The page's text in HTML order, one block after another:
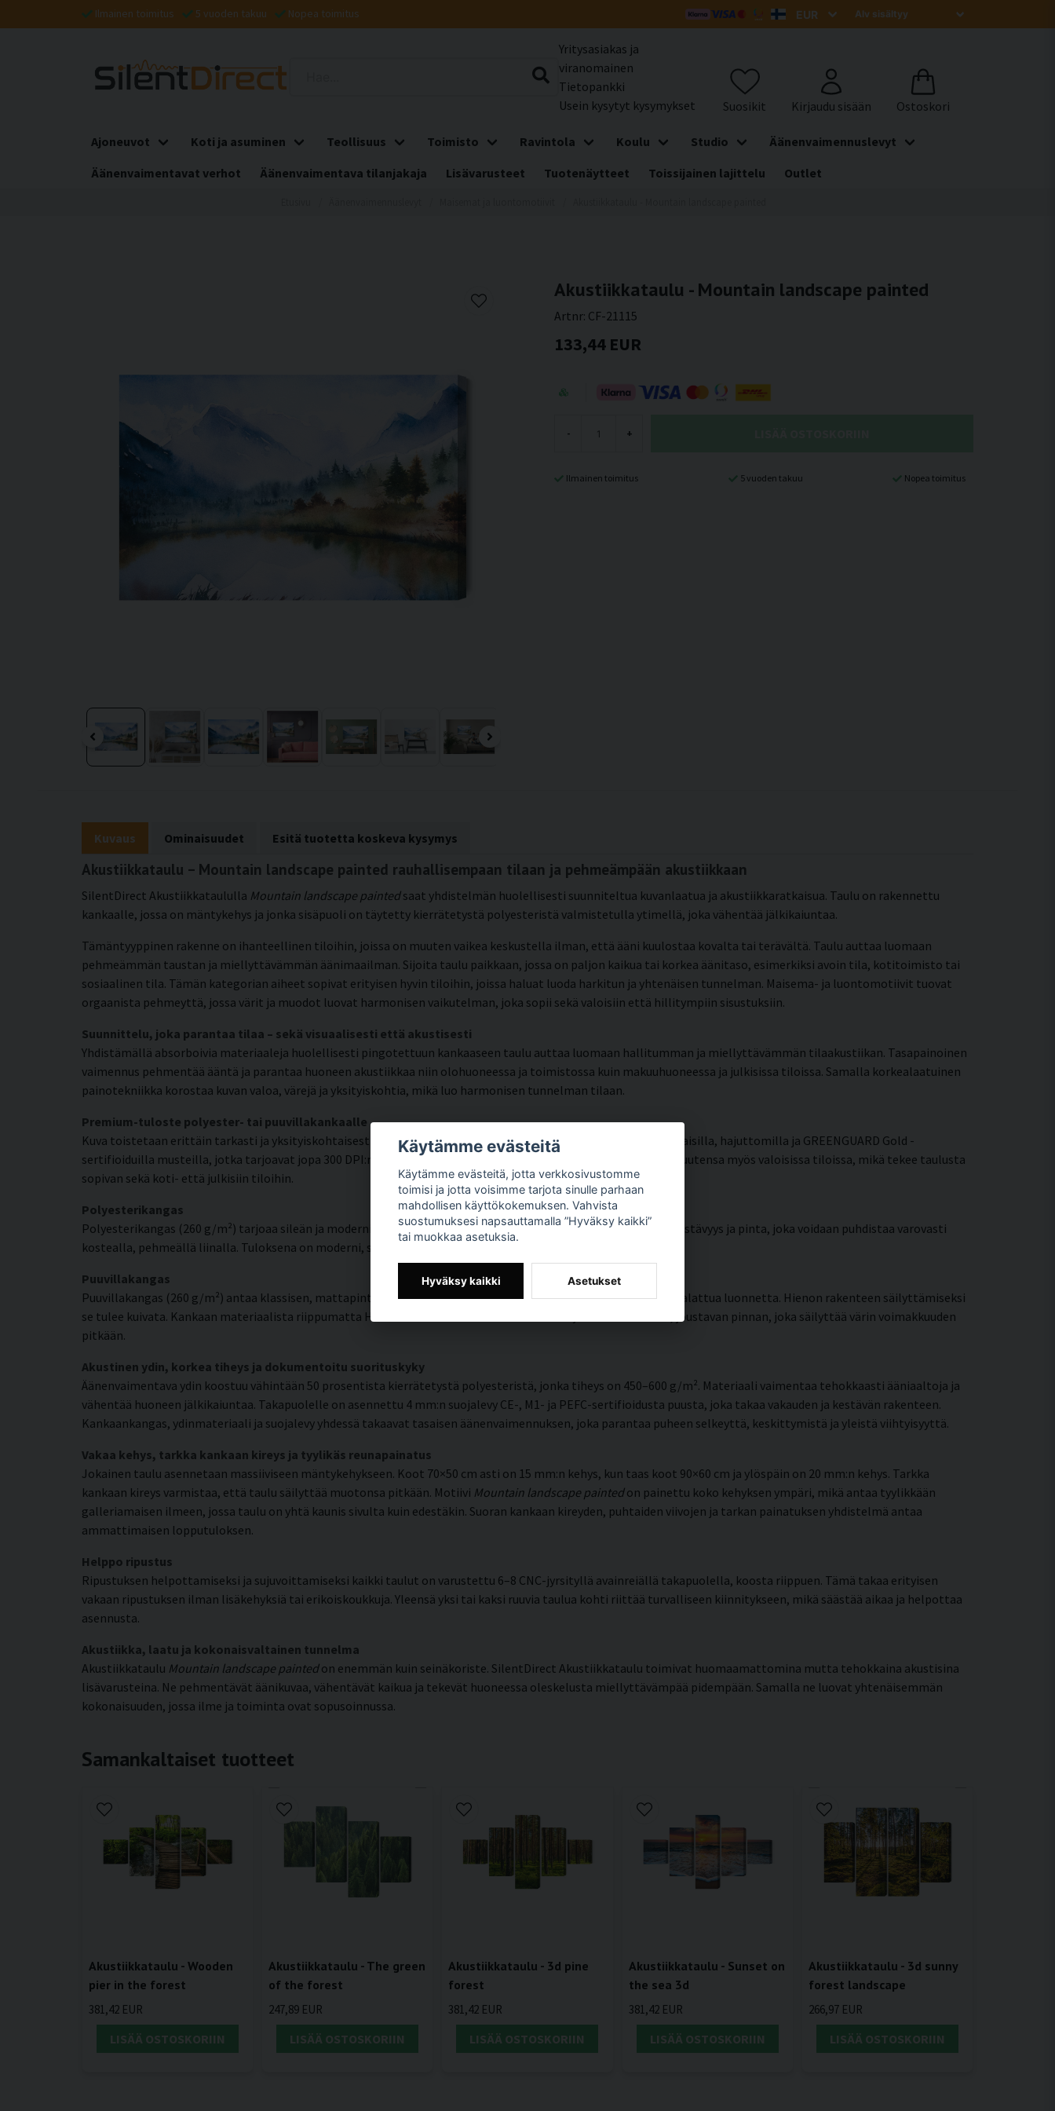
Ilmainen toimitus 5 vuoden takuu Nopea toimitus
Yritysasiakas ja
viranomainen
Tietopankki
Usein kysytyt kysymykset
Ajoneuvot Koti ja asuminen Teollisuus Toimisto Ravintola Koulu Studio
Äänenvaimennuslevyt
Äänenvaimentavat verhot
Äänenvaimentava tilanjakaja Lisävarusteet Tuotenäytteet Toissijainen lajittelu Outlet
Akustiikkataulu - Mountain landscape painted
Artnr: CF-21115
133,44 EUR
- +
Ilmainen toimitus 5 vuoden takuu Nopea toimitus
Kuvaus Ominaisuudet Esitä tuotetta koskeva kysymys
Akustiikkataulu – Mountain landscape painted rauhallisempaan tilaan ja pehmeämpään akustiikkaan
SilentDirect Akustiikkataululla Mountain landscape paintedsaat yhdistelmän huolellisesti suunniteltua kuvanlaatua ja akustiikkaratkaisua. Taulu on rakennettu
kankaalle, jossa on mäntykehys ja jonka sisäpuoli on täytetty kierrätetystä polyesteristä valmistetulla ytimellä, joka vähentää jälkikaiuntaa.
Tämäntyyppinen rakenne on ihanteellinen tiloihin, joissa on muuten vaikea keskustella ilman, että ääni kuulostaa kovalta tai terävältä. Taulu auttaa luomaan
pehmeämmän taustan ja miellyttävämmän äänimaailman. Sijoita taulu paikkaan, jossa on paljon kaikua tai korkea äänitaso, esimerkiksi avoin tila, kotitoimisto tai
sosiaalinen tila. Tämän kategorian aiheet sopivat erityisen hyvin tiloihin, joissa haluat luoda harkitun ja yhtenäisen tunnelman. Maisema- ja luontomotiivit tuovat
orgaanista pehmeyttä, jossa värit ja muodot luovat harmonisen vaikutelman, joka sopii sekä valoisiin että hillitympiin sisustuksiin.
Suunnittelu, joka parantaa tilaa – sekä visuaalisesti että akustisesti
Yhdistämällä absorboivia materiaaleja huolellisesti pingotettuun kankaaseen taulu auttaa luomaan hallitumman ja miellyttävämmän tilaakustiikan. Tasapainoinen
vaimennus pehmentää ääntä ja parantaa huoneen akustiikkaa niin olohuoneessa ja toimistossa kuin makuuhuoneessa ja julkisissa tiloissa. Samalla korkealaatuinen
painotekniikka korostaa kuvan valoa, värejä ja yksityiskohtia, mikä luo harmonisen tunnelman tilaan.
Premium-tuloste polyester- tai puuvillakankaalle
Kuva toistetaan erittäin tarkasti ja yksityiskohtaisesti HP Latex -tekniikan ansiosta. Tulostus tapahtuu vesipohjaisilla, hajuttomilla ja GREENGUARD Gold -
sertifioiduilla musteilla, jotka tarjoavat jopa 300 DPI:n tarkkuuden. Värit ovat UV-kestäviä ja säilyttävät voimakkuutensa myös valoisissa tiloissa, mikä tekee taulusta
sopivan sekä koti- että julkisiin tiloihin.
Polyesterikangas
Polyesterikangas (260 g/m²) tarjoaa sileän ja modernin pinnan, jossa on korkea väritarkkuus, erittäin hyvä UV-kestävyys ja pinta, joka voidaan puhdistaa varovasti
kostealla, pehmeällä liinalla. Tuloksena on moderni, selkeä ja värikäs ilme, joka kestää aikaa.
Puuvillakangas
Puuvillakangas (260 g/m²) antaa klassisen, mattapintaisen tekstuurin, jossa on luonnollista lämpöä ja käsinmaalattua luonnetta. Hienon rakenteen säilyttämiseksi
se tulee kuivata. Kankaan materiaalista riippumatta HP Latex -värit sulautuvat kankaaseen ja luovat kestävän, joustavan pinnan, joka säilyttää värin voimakkuuden
pitkään.
Akustinen ydin, korkea tiheys ja dokumentoitu suorituskyky
Äänenvaimentava ydin koostuu vähintään 50 prosentista kierrätetystä polyesteristä, jonka tiheys on 450–600 g/m². Materiaali vaimentaa tehokkaasti ääniaaltoja ja
vähentää huoneen jälkikaiuntaa. Takapuolelle on asennettu 4 mm:n suojalevy CE-, M1- ja PEFC-sertifioidusta puusta, joka takaa vakauden ja kestävän rakenteen.
Kankaankangas, ydinmateriaali ja suojalevy yhdessä takaavat tasaisen äänenvaimennuksen, joka parantaa puheen selkeyttä, keskittymistä ja yleistä viihtyisyyttä.
Vakaa kehys, tarkka kankaan kireys ja tyylikäs reunapainatus
Jokainen taulu asennetaan massiiviseen mäntykehykseen. Koot 70×50 cm asti on 15 mm:n kehys, kun taas koot 90×60 cm ja ylöspäin on 20 mm:n kehys. Tarkka
kankaan kireys varmistaa, että taulu säilyttää muotonsa pitkään. Motiivi Mountain landscape paintedon painettu koko kehyksen ympäri, mikä antaa tyylikkään
galleriamaisen ilmeen, jossa taulu on yhtä kaunis sivulta kuin edestäkin. Suoran kankaan kireyden, puhtaiden viivojen ja tarkan painatuksen yhdistelmä antaa
ammattimaisen lopputuloksen.
Helppo ripustus
Ripustuksen helpottamiseksi ja sujuvoittamiseksi kaikki taulut on varustettu 6–8 CNC-jyrsityllä avainreiällä takapuolella, koosta riippuen. Tämä takaa erityisen
vakaan ripustuksen ilman lisäkehyksiä tai erikoiskoukkuja. Yleensä yksi tai kaksi ruuvia taulua kohti riittää turvalliseen kiinnitykseen, mikä säästää aikaa ja helpottaa
asennusta.
Akustiikka, laatu ja kokonaisvaltainen tunnelma
Akustiikkataulu Mountain landscape paintedon enemmän kuin seinäkoriste. SilentDirect Akustiikkataulu toimivat huomaamattomina mutta tehokkaina akustisina
lisävarusteina. Ne pehmentävät äänikuvaa, vähentävät kaikua ja tekevät huoneessa oleskelusta miellyttävämpää pidempään. Samalla ne luovat yhtenäisemmän
kokonaisuuden, jossa ilme ja toiminta ovat sopusoinnussa.
Samankaltaiset tuotteet
Akustiikkataulu - Wooden
pier in the forest
381,42 EUR
LISÄÄ OSTOSKORIIN
Akustiikkataulu - The green
of the forest
247,89 EUR
LISÄÄ OSTOSKORIIN
Akustiikkataulu - 3d pine
forest
381,42 EUR
LISÄÄ OSTOSKORIIN
Akustiikkataulu - Sunset on
the sea 3d
381,42 EUR
LISÄÄ OSTOSKORIIN
Akustiikkataulu - 3d sunny
forest landscape
266,97 EUR
LISÄÄ OSTOSKORIIN
Käytämme evästeitä
Käytämme evästeitä, jotta verkkosivustomme
toimisi ja jotta voisimme tarjota sinulle parhaan
mahdollisen käyttökokemuksen. Vahvista
suostumuksesi napsauttamalla ”Hyväksy kaikki”
tai muokkaa asetuksia.
Hyväksy kaikki Asetukset